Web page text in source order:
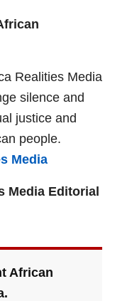
Realities Media
silence and
justice and
people.
Media
Media Editorial
African